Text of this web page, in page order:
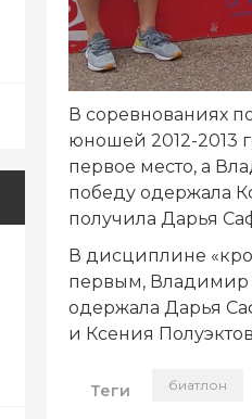
В соревнованиях
юношей 2012-2013
первое место, а
победу одержала
получила Дарья
В дисциплине
первым, Владимир
одержала Дарья
и Ксения
Теги биатлон